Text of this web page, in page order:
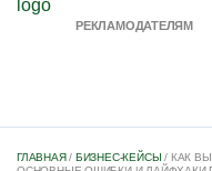
РЕКЛАМОДАТЕЛЯМ
ГЛАВНАЯ/ БИЗНЕС-КЕЙСЫ / КАК